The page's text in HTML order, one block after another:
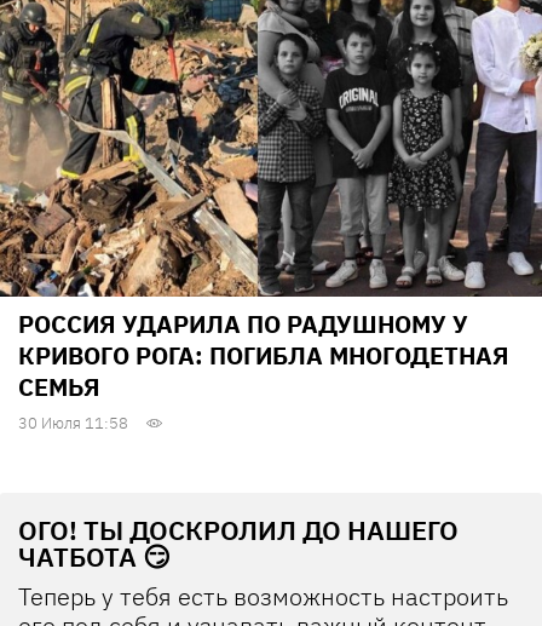
РОССИЯ УДАРИЛА ПО РАДУШНОМУ У
КРИВОГО РОГА: ПОГИБЛА МНОГОДЕТНАЯ
СЕМЬЯ
30 Июля 11:58
ОГО! ТЫ ДОСКРОЛИЛ ДО НАШЕГО
ЧАТБОТА 😏
Теперь у тебя есть возможность настроить